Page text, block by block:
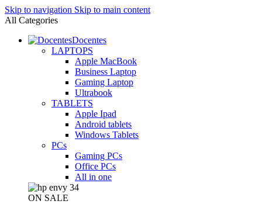
Skip to navigation Skip to main content
All Categories
Docentes
LAPTOPS
Apple MacBook
Business Laptop
Gaming Laptop
Ultrabook
TABLETS
Apple Ipad
Android tablets
Windows Tablets
PCs
Gaming PCs
Office PCs
All in one
ON SALE